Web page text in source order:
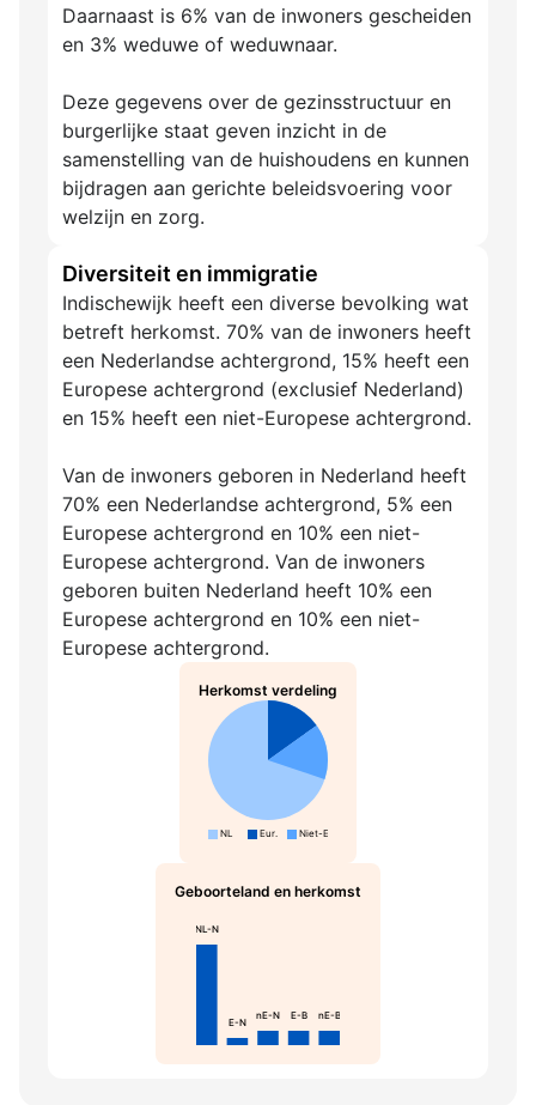
Daarnaast is 6% van de inwoners gescheiden
en 3% weduwe of weduwnaar.
Deze gegevens over de gezinsstructuur en
burgerlijke staat geven inzicht in de
samenstelling van de huishoudens en kunnen
bijdragen aan gerichte beleidsvoering voor
welzijn en zorg.
Diversiteit en immigratie
Indischewijk heeft een diverse bevolking wat
betreft herkomst. 70% van de inwoners heeft
een Nederlandse achtergrond, 15% heeft een
Europese achtergrond (exclusief Nederland)
en 15% heeft een niet-Europese achtergrond.
Van de inwoners geboren in Nederland heeft
70% een Nederlandse achtergrond, 5% een
Europese achtergrond en 10% een niet-
Europese achtergrond. Van de inwoners
geboren buiten Nederland heeft 10% een
Europese achtergrond en 10% een niet-
Europese achtergrond.
Herkomst verdeling
NL Eur. Niet-Eur.
Geboorteland en herkomst
NL-N
E-N
nE-N E-B nE-B